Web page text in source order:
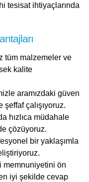
tesisat ihtiyaçlarında
tüm malzemeler ve
kalite
aramızdaki güven
çalışıyoruz.
hızlıca müdahale
çözüyoruz.
bir yaklaşımla
memnuniyetini ön
iyi şekilde cevap